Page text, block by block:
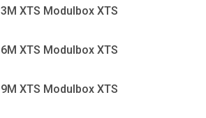
3M XTS Modulbox XTS
6M XTS Modulbox XTS
9M XTS Modulbox XTS